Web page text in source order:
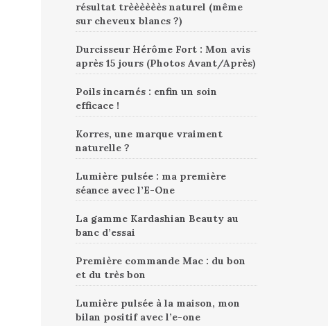
résultat trèèèèèès naturel (même
sur cheveux blancs ?)
Durcisseur Hérôme Fort : Mon avis
après 15 jours (Photos Avant/Après)
Poils incarnés : enfin un soin
efficace !
Korres, une marque vraiment
naturelle ?
Lumière pulsée : ma première
séance avec l’E-One
La gamme Kardashian Beauty au
banc d’essai
Première commande Mac : du bon
et du très bon
Lumière pulsée à la maison, mon
bilan positif avec l’e-one